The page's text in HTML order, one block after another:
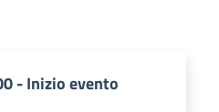
- Inizio evento